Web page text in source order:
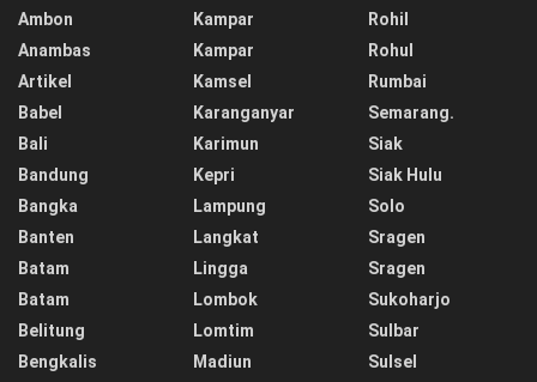
Ambon
Anambas
Artikel
Babel
Bali
Bandung
Bangka
Banten
Batam
Batam
Belitung
Bengkalis
Kampar
Kampar
Kamsel
Karanganyar
Karimun
Kepri
Lampung
Langkat
Lingga
Lombok
Lomtim
Madiun
Rohil
Rohul
Rumbai
Semarang.
Siak
Siak Hulu
Solo
Sragen
Sragen
Sukoharjo
Sulbar
Sulsel